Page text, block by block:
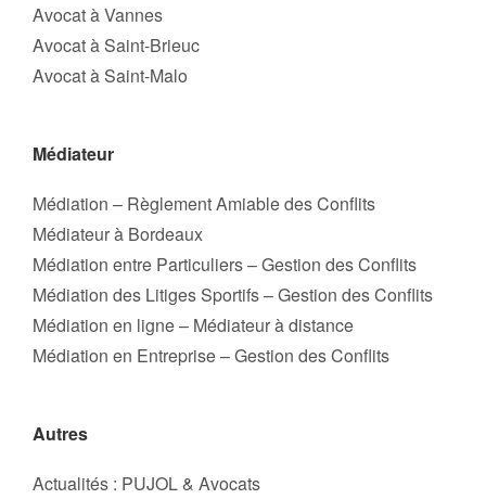
Avocat à Vannes
Avocat à Saint-Brieuc
Avocat à Saint-Malo
Médiateur
Médiation – Règlement Amiable des Conflits
Médiateur à Bordeaux
Médiation entre Particuliers – Gestion des Conflits
Médiation des Litiges Sportifs – Gestion des Conflits
Médiation en ligne – Médiateur à distance
Médiation en Entreprise – Gestion des Conflits
Autres
Actualités : PUJOL & Avocats